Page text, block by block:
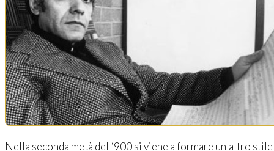
Nella seconda metà del ‘900 si viene a formare un altro